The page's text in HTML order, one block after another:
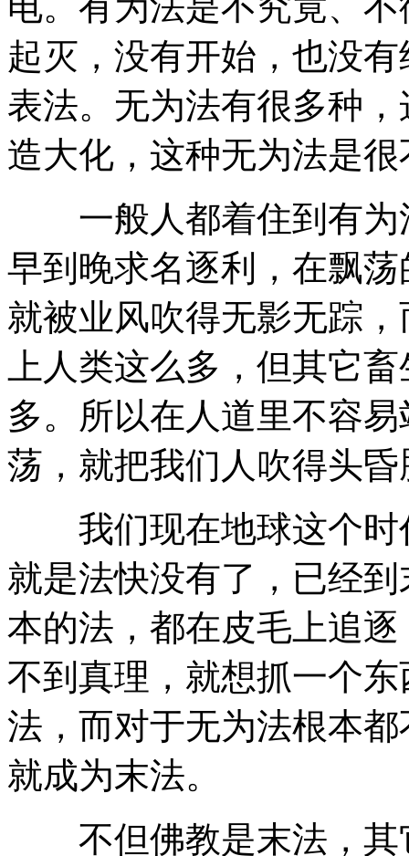
起灭，没有开始，也没
表法。无为法有很多种
造大化，这种无为法是
一般人都着住到有为
早到晚求名逐利，在飘
就被业风吹得无影无踪
上人类这么多，但其它
多。所以在人道里不容
荡，就把我们人吹得头
我们现在地球这个时
就是法快没有了，已经
本的法，都在皮毛上追
不到真理，就想抓一个
法，而对于无为法根本
就成为末法。
不但佛教是末法，其